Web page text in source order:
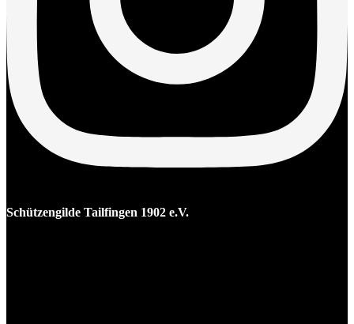
Schützengilde Tailfingen 1902 e.V.